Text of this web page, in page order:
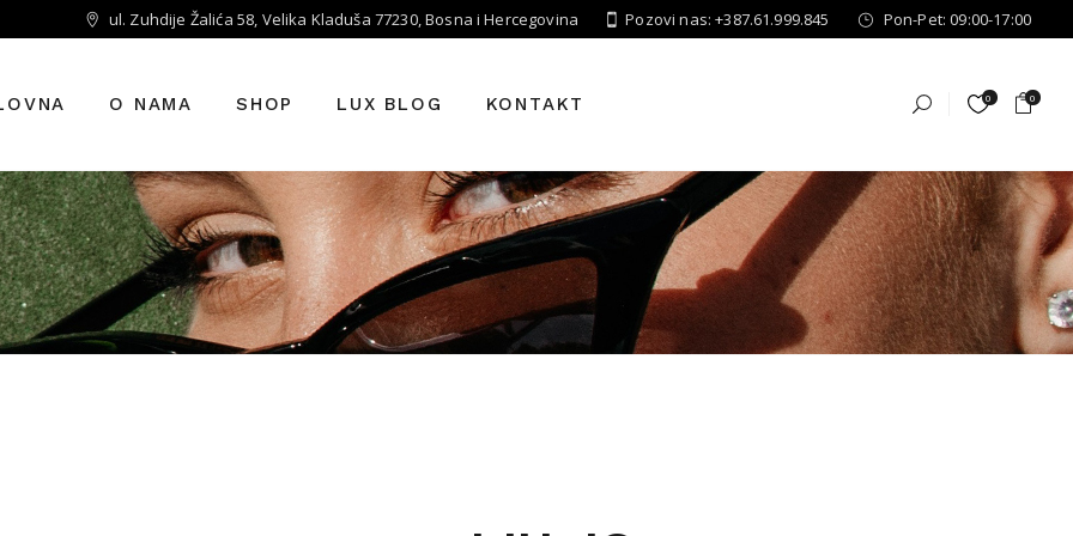
ul. Zuhdije Žalića 58, Velika Kladuša 77230, Bosna i Hercegovina Pozovi nas: +387.61.999.845 Pon-Pet: 09:00-17:00
O NAMA SHOP LUX BLOG KONTAKT 0 0